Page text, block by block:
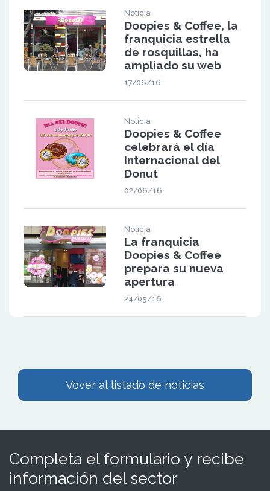
Noticia
Doopies & Coffee, la
franquicia estrella
de rosquillas, ha
ampliado su web
17/06/16
Noticia
Doopies & Coffee
celebrará el día
Internacional del
Donut
02/06/16
Noticia
La franquicia
Doopies & Coffee
prepara su nueva
apertura
24/05/16
Vover al listado de noticias
Completa el formulario y recibe
información del sector